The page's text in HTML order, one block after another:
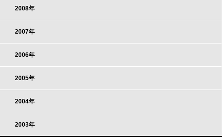
2008年
2007年
2006年
2005年
2004年
2003年